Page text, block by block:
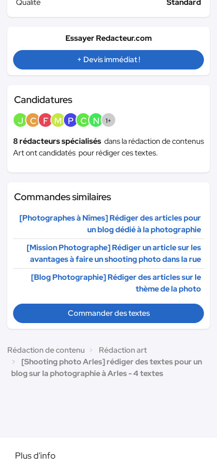
Qualité
Standard
Essayer Redacteur.com
+ Devis immédiat !
Candidatures
J C F M P C N 1+
8 rédacteurs spécialisés dans la rédaction de contenus
Art ont candidatés pour rédiger ces textes.
Commandes similaires
[Photographes à Nîmes] Rédiger des articles pour
un blog dédié à la photographie
[Mission Photographe] Rédiger un article sur les
avantages à faire un shooting photo dans la rue
[Blog Photographie] Rédiger des articles sur le
thème de la photo
Commander des textes
Rédaction de contenu
Rédaction art
[Shooting photo Arles] rédiger des textes pour un
blog sur la photographie à Arles - 4 textes
Plus d'info